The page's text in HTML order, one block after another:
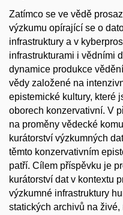
Zatímco se ve vědě
výzkumu opírající se o
infrastruktury a v
infrastrukturami i vědními
dynamice produkce
vědy založené na
epistemické kultury, které
oborech konzervativní. V
na proměny vědecké
kurátorství výzkumných
těmto konzervativním
patří. Cílem příspěvku je
kurátorství dat v kontextu
výzkumné infrastruktury
statických archivů na